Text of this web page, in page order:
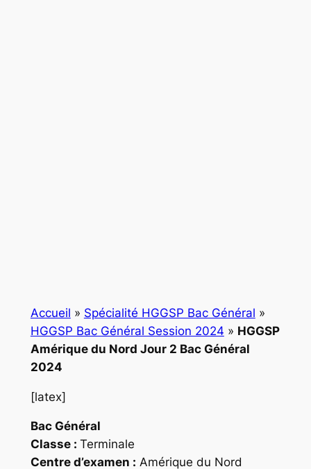
Accueil » Spécialité HGGSP Bac Général »
HGGSP Bac Général Session 2024 » HGGSP
Amérique du Nord Jour 2 Bac Général
2024
[latex]
Bac Général
Classe : Terminale
Centre d’examen : Amérique du Nord